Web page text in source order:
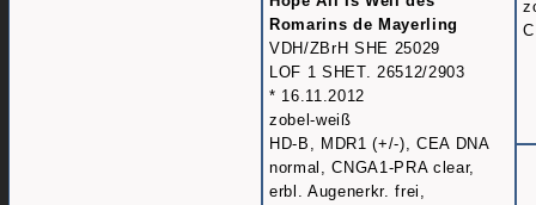
Romarins de Mayerling
VDH/ZBrH SHE 25029
LOF 1 SHET. 26512/2903
* 16.11.2012
zobel-weiß
HD-B, MDR1 (+/-), CEA DNA
normal, CNGA1-PRA clear,
erbl. Augenerkr. frei,